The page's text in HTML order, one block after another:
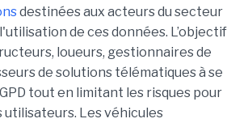
destinées aux acteurs du secteur
de ces données. L’objectif
loueurs, gestionnaires de
de solutions télématiques à se
tout en limitant les risques pour
utilisateurs. Les véhicules